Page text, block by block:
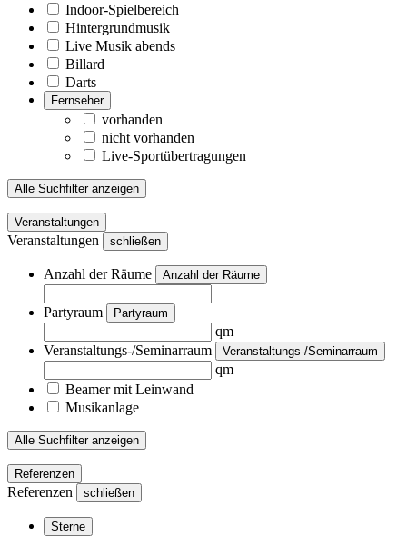
Indoor-Spielbereich
Hintergrundmusik
Live Musik abends
Billard
Darts
Fernseher
vorhanden
nicht vorhanden
Live-Sportübertragungen
Alle Suchfilter anzeigen
Veranstaltungen
Veranstaltungen schließen
Anzahl der Räume Anzahl der Räume
Partyraum Partyraum
qm
Veranstaltungs-/Seminarraum
Veranstaltungs-/Seminarraum
qm
Beamer mit Leinwand
Musikanlage
Alle Suchfilter anzeigen
Referenzen
Referenzen schließen
Sterne